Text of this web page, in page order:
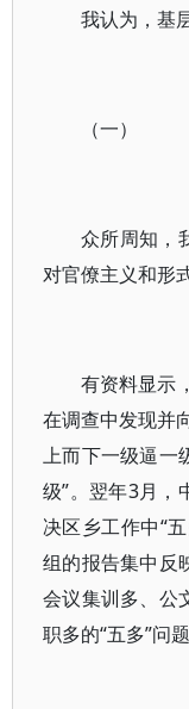
我认为，基
（一）
众所周知，
对官僚主义和形
有资料显示
在调查中发现并
上而下一级逼一
级”。翌年3月，
决区乡工作中“
组的报告集中反
会议集训多、公
职多的“五多”问题